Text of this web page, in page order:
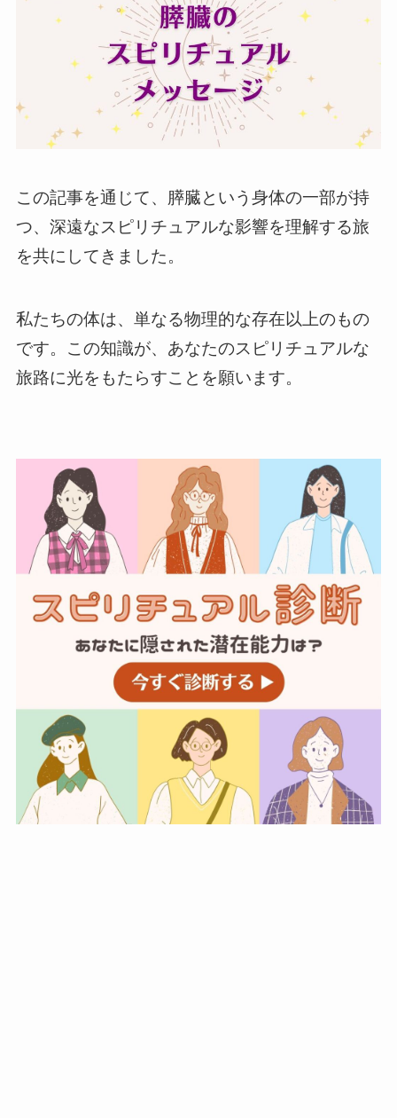
この記事を通じて、膵臓という身体の一部が持
つ、深遠なスピリチュアルな影響を理解する旅
を共にしてきました。
私たちの体は、単なる物理的な存在以上のもの
です。この知識が、あなたのスピリチュアルな
旅路に光をもたらすことを願います。